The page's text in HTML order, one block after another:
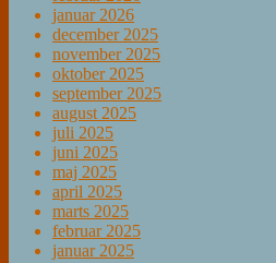
januar 2026
december 2025
november 2025
oktober 2025
september 2025
august 2025
juli 2025
juni 2025
maj 2025
april 2025
marts 2025
februar 2025
januar 2025